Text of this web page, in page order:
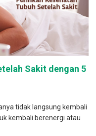
Sakit dengan 5
tidak langsung kembali
kembali berenergi atau